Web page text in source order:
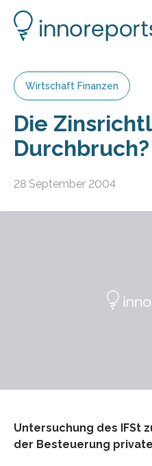
Wirtschaft Finanzen
Die
Durchbruch?
28 September 2004
Untersuchung des IFSt
der Besteuerung